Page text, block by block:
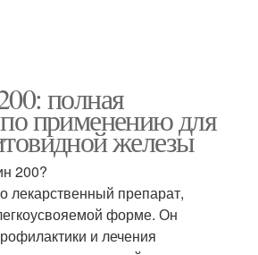
полная
применению для
железы
200?
лекарственный препарат,
форме. Он
и лечения